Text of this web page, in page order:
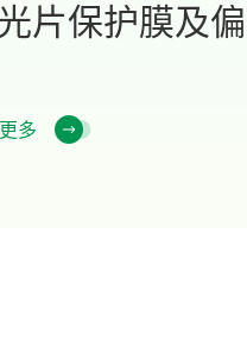
片保护膜及
多